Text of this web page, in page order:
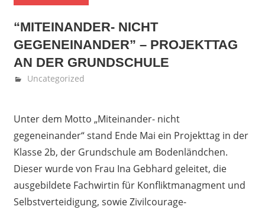
“MITEINANDER- NICHT
GEGENEINANDER” – PROJEKTTAG
AN DER GRUNDSCHULE
Juni 1, 2018
Fedor Gehlen
Uncategorized
Unter dem Motto „Miteinander- nicht
gegeneinander“ stand Ende Mai ein Projekttag in der
Klasse 2b, der Grundschule am Bodenländchen.
Dieser wurde von Frau Ina Gebhard geleitet, die
ausgebildete Fachwirtin für Konfliktmanagment und
Selbstverteidigung, sowie Zivilcourage-